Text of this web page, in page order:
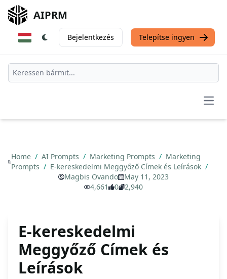
AIPRM
Bejelentkezés Telepítse ingyen
Home / AI Prompts / Marketing Prompts / Marketing
Prompts / E-kereskedelmi Meggyőző Címek és Leírások /
Magbis Ovando
May 11, 2023
4,661
0 2,940
E-kereskedelmi
Meggyőző Címek és
Leírások